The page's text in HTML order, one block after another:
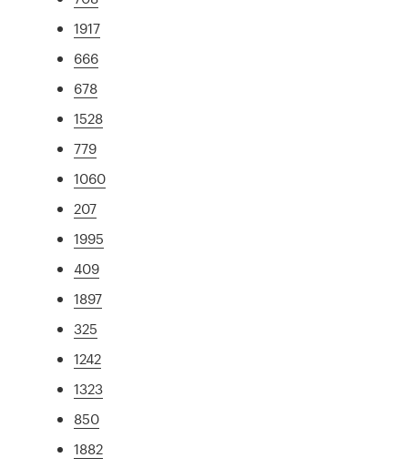
1917
666
678
1528
779
1060
207
1995
409
1897
325
1242
1323
850
1882